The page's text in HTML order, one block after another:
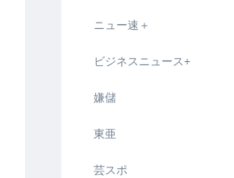
ニュー速＋
ビジネスニュース+
嫌儲
東亜
芸スポ